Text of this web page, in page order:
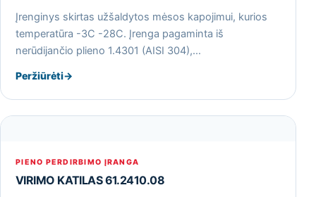
Įrenginys skirtas užšaldytos mėsos kapojimui, kurios
temperatūra -3С -28С. Įrenga pagaminta iš
nerūdijančio plieno 1.4301 (AISI 304),…
Peržiūrėti→
PIENO PERDIRBIMO ĮRANGA
VIRIMO KATILAS 61.2410.08